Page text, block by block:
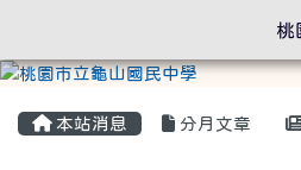
本站消息 分月文章
桃